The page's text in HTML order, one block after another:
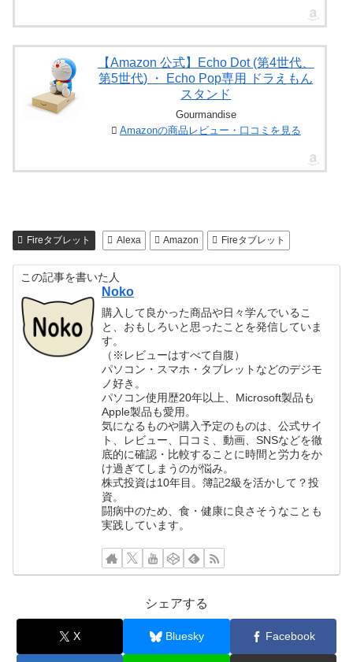
丸いとかわいいなと思って、エコードッ
トを選びました！
ドラえもんの造形も中々よく、かわいら
しい丸みがたまらない一品です。
pic.twitter.com/dNiSrZYPAr
重みのあるフィギュアがついていると思
っていたのですが、実はめちゃくちゃ軽
いです！129.3kgはなく、ドラえもんだ
けならたったの「264g」！軽い！軽す
風が吹けば飛ぶくらい軽いので、ずっし
りドラが欲しい人にはおすすめしません
❌
アマゾンの箱っぽい部分を入れても
「328g」でした！
pic.twitter.com/4jM0dQUZop
— 押入れの人 (@in_oshiire)September
11, 2023
Echo Dotとドラえもんスタンドのセッ
トを買いました〜♡かわいすぎる〜！！
【Amazon 公式】Echo Dot (第4世代、
第5世代) ・ Echo Pop専用 ドラえもん
スタンド
Gourmandise
Amazonの商品レビュー・口コミを見る
Fireタブレット Alexa Amazon Fireタブレット
この記事を書いた人
Noko
購入して良かった商品や日々学んでいるこ
と、おもしろいと思ったことを発信していま
す。
（※レビューはすべて自腹）
パソコン・スマホ・タブレットなどのデジモ
ノ好き。
パソコン使用歴20年以上、Microsoft製品も
Apple製品も愛用。
気になるものや購入予定のものは、公式サイ
ト、レビュー、口コミ、動画、SNSなどを徹
底的に確認・比較することに時間と労力をか
け過ぎてしまうのが悩み。
株式投資は10年目。簿記2級を活かして？投
資。
闘病中のため、食・健康に良さそうなことも
実践しています。
シェアする
X Bluesky Facebook